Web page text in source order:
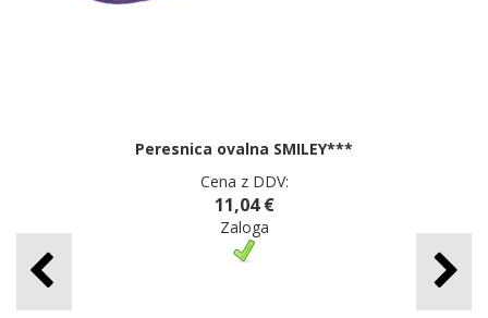
Peresnica ovalna SMILEY***
Cena z DDV:
11,04 €
Zaloga